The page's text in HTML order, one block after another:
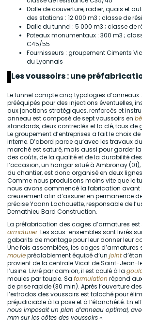
Dalle de couverture, radier, quais et
des stations : 12 000 m3 ; classe de
Dalle du tunnel : 5 000 m3 ; classe de
Poteaux monumentaux : 300 m3 ;
C45/55
Fournisseurs : groupement Ciments
du Lyonnais
Les voussoirs : une
Le tunnel compte cinq typologies d’anneaux
prééquipés pour des injections éventuelles,
aux jonctions stratégiques, renforcés et
anneau est composé de sept voussoirs en
standards, deux contreclés et la clé, tous de
Le groupement d’entreprises a fait le choix
interne. D’abord parce qu’avec les travaux
marché est saturé, mais aussi pour garder
des coûts, de la qualité et de la durabilité
l’occasion, un hangar situé à Ambronay
du chantier, est donc organisé en deux
Comme nous produisons moins vite que le
nous avons commencé la fabrication avant
creusement afin d’assurer en permanence
précise Yoann Lachouette, responsable de
Demathieu Bard Construction.
La préfabrication des cages d’armatures
armaturier. Les sous-ensembles sont livrés
gabarits de montage pour leur donner leur
Une fois assemblées, les cages d’armatures
moulepréalablement équipé d’un joint
provient de la centrale Vicat de Saint-Jean-
l’usine. Livré par camion, il est coulé à la
moules par toupie. Sa formulation répond
de prise rapide (30 min). Après l’ouverture
l’extrados des voussoirs est taloché pour
préjudiciable à la pose et à l’étanchéité. En
nous imposait un plan d’anneau optimal,
mm sur les côtes des voussoirs».